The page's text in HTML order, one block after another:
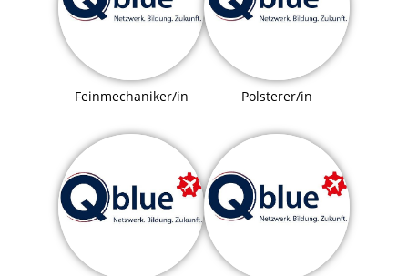
Feinmechaniker/in Polsterer/in